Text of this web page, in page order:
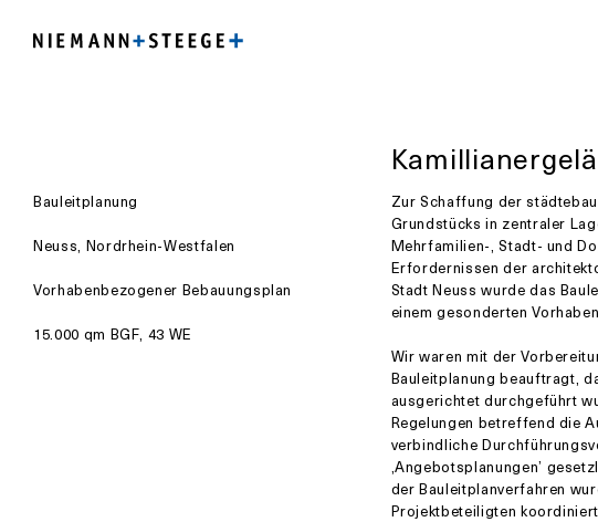
Bauleitplanung
Neuss, Nordrhein-Westfalen
Vorhabenbezogener Bebauungsplan
15.000 qm BGF, 43 WE
Zur Schaffung der
Grundstücks in zentraler
Mehrfamilien-, Stadt- und
Erfordernissen der
Stadt Neuss wurde das
einem gesonderten
Wir waren mit der
Bauleitplanung beauftragt,
ausgerichtet durchgeführt
Regelungen betreffend die
verbindliche
‚Angebotsplanungen’
der Bauleitplanverfahren
Projektbeteiligten